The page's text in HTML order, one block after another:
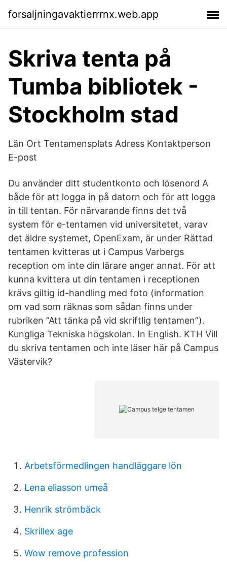
forsaljningavaktierrrnx.web.app
Skriva tenta på
Tumba bibliotek -
Stockholm stad
Län Ort Tentamensplats Adress Kontaktperson
E-post
Du använder ditt studentkonto och lösenord A
både för att logga in på datorn och för att logga
in till tentan. För närvarande finns det två
system för e-tentamen vid universitetet, varav
det äldre systemet, OpenExam, är under Rättad
tentamen kvitteras ut i Campus Varbergs
reception om inte din lärare anger annat. För att
kunna kvittera ut din tentamen i receptionen
krävs giltig id-handling med foto (information
om vad som räknas som sådan finns under
rubriken ”Att tänka på vid skriftlig tentamen”).
Kungliga Tekniska högskolan. In English. KTH Vill
du skriva tentamen och inte läser här på Campus
Västervik?
Arbetsförmedlingen handläggare lön
Lena eliasson umeå
Henrik strömbäck
Skrillex age
Wow remove profession